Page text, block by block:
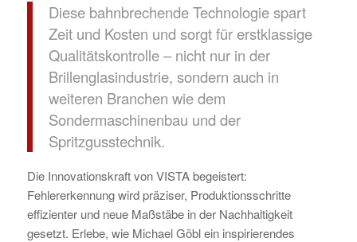
Diese bahnbrechende Technologie spart
Zeit und Kosten und sorgt für erstklassige
Qualitätskontrolle – nicht nur in der
Brillenglasindustrie, sondern auch in
weiteren Branchen wie dem
Sondermaschinenbau und der
Spritzgusstechnik.
Die Innovationskraft von VISTA begeistert:
Fehlererkennung wird präziser, Produktionsschritte
effizienter und neue Maßstäbe in der Nachhaltigkeit
gesetzt. Erlebe, wie Michael Göbl ein inspirierendes